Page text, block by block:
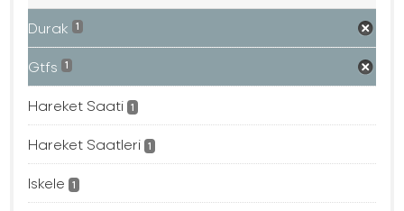
Durak 1
Gtfs 1
Hareket Saati 1
Hareket Saatleri 1
Iskele 1